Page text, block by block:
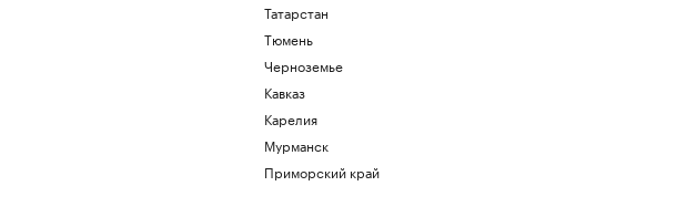
Татарстан
Тюмень
Черноземье
Кавказ
Карелия
Мурманск
Приморский край